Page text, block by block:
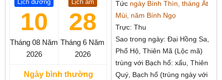
Lịch dương
10
Tháng 08 Năm
2026
Lịch âm
28
Tháng 6 Năm
2026
Ngày bình thường
Tức ngày Bính Thìn, tháng Ất
Mùi, năm Bính Ngọ
Trực: Thu
Sao trong ngày: Đại Hồng Sa,
Phổ Hộ, Thiên Mã (Lộc mã)
trùng với Bạch hổ: xấu, Thiên
Quý, Bạch hổ (trùng ngày với